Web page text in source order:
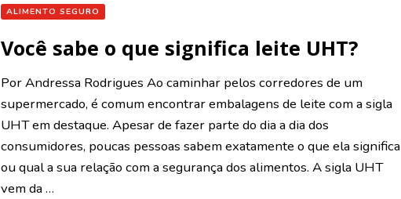
ALIMENTO SEGURO
Você sabe o que significa leite UHT?
Por Andressa Rodrigues Ao caminhar pelos corredores de um
supermercado, é comum encontrar embalagens de leite com a sigla
UHT em destaque. Apesar de fazer parte do dia a dia dos
consumidores, poucas pessoas sabem exatamente o que ela significa
ou qual a sua relação com a segurança dos alimentos. A sigla UHT
vem da …